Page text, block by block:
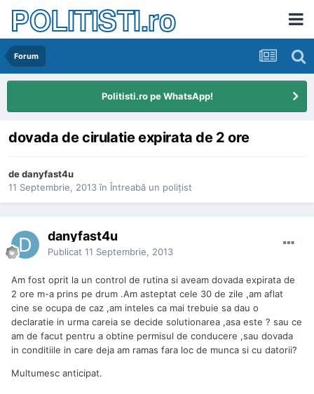
POLITISTI.ro
Forum
Politisti.ro pe WhatsApp!
dovada de cirulatie expirata de 2 ore
dedanyfast4u
11 Septembrie, 2013 în Întreabă un poliţist
danyfast4u
Publicat 11 Septembrie, 2013
Am fost oprit la un control de rutina si aveam dovada expirata de
2 ore m-a prins pe drum .Am asteptat cele 30 de zile ,am aflat
cine se ocupa de caz ,am inteles ca mai trebuie sa dau o
declaratie in urma careia se decide solutionarea ,asa este ? sau ce
am de facut pentru a obtine permisul de conducere ,sau dovada
in conditiile in care deja am ramas fara loc de munca si cu datorii?
Multumesc anticipat.